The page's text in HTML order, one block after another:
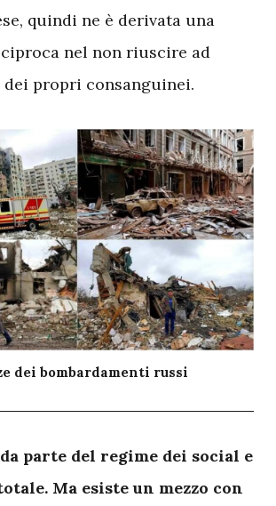
quindi ne è derivata una
nel non riuscire ad
dei propri consanguinei.
dei bombardamenti russi
parte del regime dei social e
Ma esiste un mezzo con